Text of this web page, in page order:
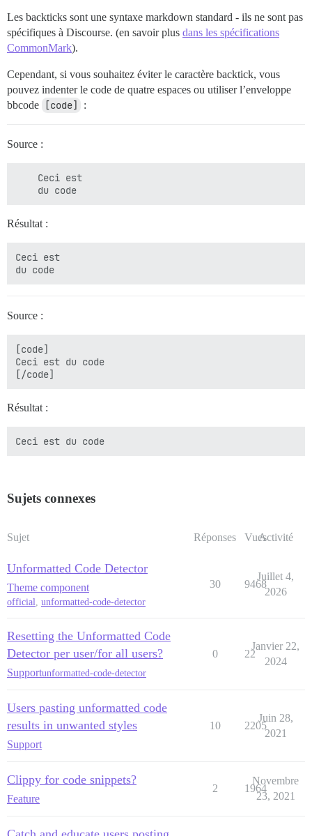
Les backticks sont une syntaxe markdown standard - ils ne sont pas
spécifiques à Discourse. (en savoir plus dans les spécifications
CommonMark).
Cependant, si vous souhaitez éviter le caractère backtick, vous
pouvez indenter le code de quatre espaces ou utiliser l’enveloppe
bbcode
[code] :
Source :
    Ceci est
Résultat :
Ceci est
Source :
[code]
Ceci est du code
Résultat :
Ceci est du code
Sujets connexes
Sujet Réponses VuesActivité
Unformatted Code Detector
Theme component
official, unformatted-code-detector
30 9468
Juillet 4,
2026
Resetting the Unformatted Code
Detector per user/for all users?
Supportunformatted-code-detector
0 22
Janvier 22,
2024
Users pasting unformatted code
results in unwanted styles
Support
10 2205
Juin 28,
2021
Clippy for code snippets?
Feature
2 1964
Novembre
23, 2021